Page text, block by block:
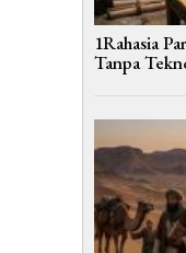
1Rahasia
Tanpa